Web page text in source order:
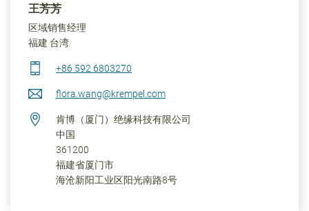
王芳芳
区域销售经理
福建 台湾
+86 592 6803270
flora.wang@krempel.com
肯博（厦门）绝缘科技有限公司
中国
361200
福建省厦门市
海沧新阳工业区阳光南路8号